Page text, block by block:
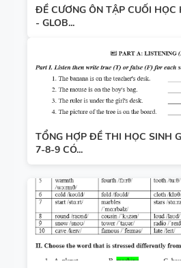
ĐỀ CƯƠNG ÔN TẬP CUỐI HỌC
- GLOB...
TỔNG HỢP ĐỀ THI HỌC SINH
7-8-9 CÓ...